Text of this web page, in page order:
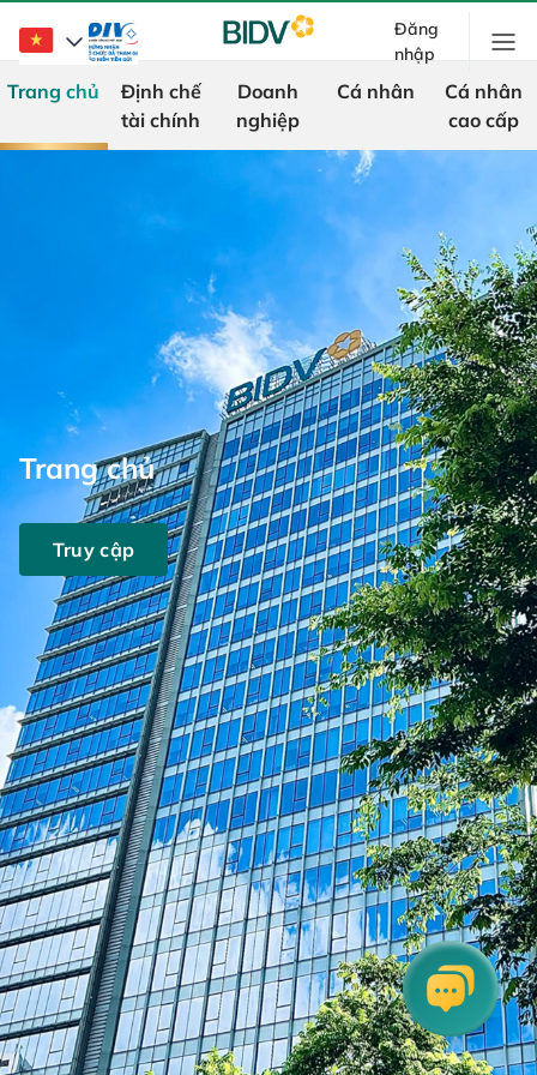
Đăng
nhập
Trang chủ
Định chế
tài chính
Doanh
nghiệp
Cá nhân
Cá nhân
cao cấp
Trang chủ
Truy cập